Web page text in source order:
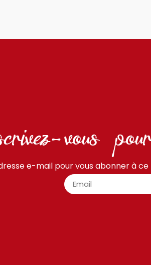
vous
e-mail pour vous abonner à